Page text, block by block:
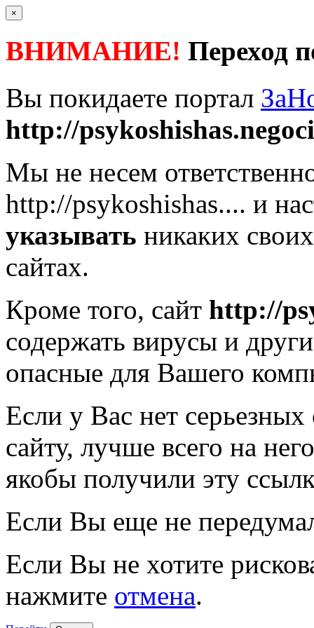
×
ВНИМАНИЕ! Переход
Вы покидаете портал
http://
Мы не несем
http://psykoshishas.... и
указывать никаких
сайтах.
Кроме того, сайт http://
содержать вирусы и
опасные для Вашего
Если у Вас нет
сайту, лучше всего на
якобы получили эту
Если Вы еще не
Если Вы не хотите
нажмите отмена.